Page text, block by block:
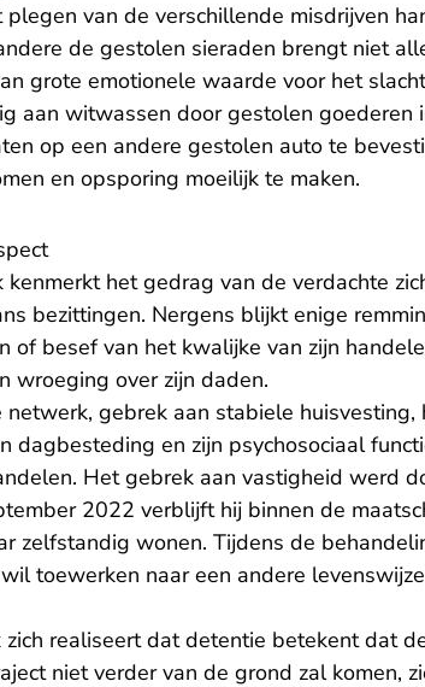
plegen van de verschillende misdrijven
de gestolen sieraden brengt niet
grote emotionele waarde voor het
aan witwassen door gestolen goederen
op een andere gestolen auto te
en opsporing moeilijk te maken.
kenmerkt het gedrag van de verdachte
bezittingen. Nergens blijkt enige
of besef van het kwalijke van zijn
wroeging over zijn daden.
gebrek aan stabiele huisvesting,
dagbesteding en zijn psychosociaal
Het gebrek aan vastigheid werd
2022 verblijft hij binnen de
zelfstandig wonen. Tijdens de
toewerken naar een andere
realiseert dat detentie betekent dat
niet verder van de grond zal komen,